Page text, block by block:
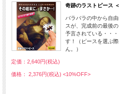
奇跡のラストピース
バラバラの中から自
スが、完成前の最後
予言されている・・
す！（ピースを選ぶ
ん。）
定価：2,640円(税込)
価格： 2,376円(税込) <10%OFF>